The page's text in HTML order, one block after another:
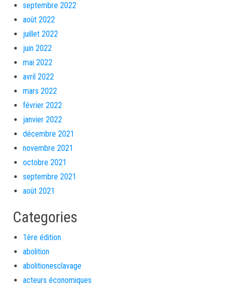
septembre 2022
août 2022
juillet 2022
juin 2022
mai 2022
avril 2022
mars 2022
février 2022
janvier 2022
décembre 2021
novembre 2021
octobre 2021
septembre 2021
août 2021
Categories
1ère édition
abolition
abolitionesclavage
acteurs économiques